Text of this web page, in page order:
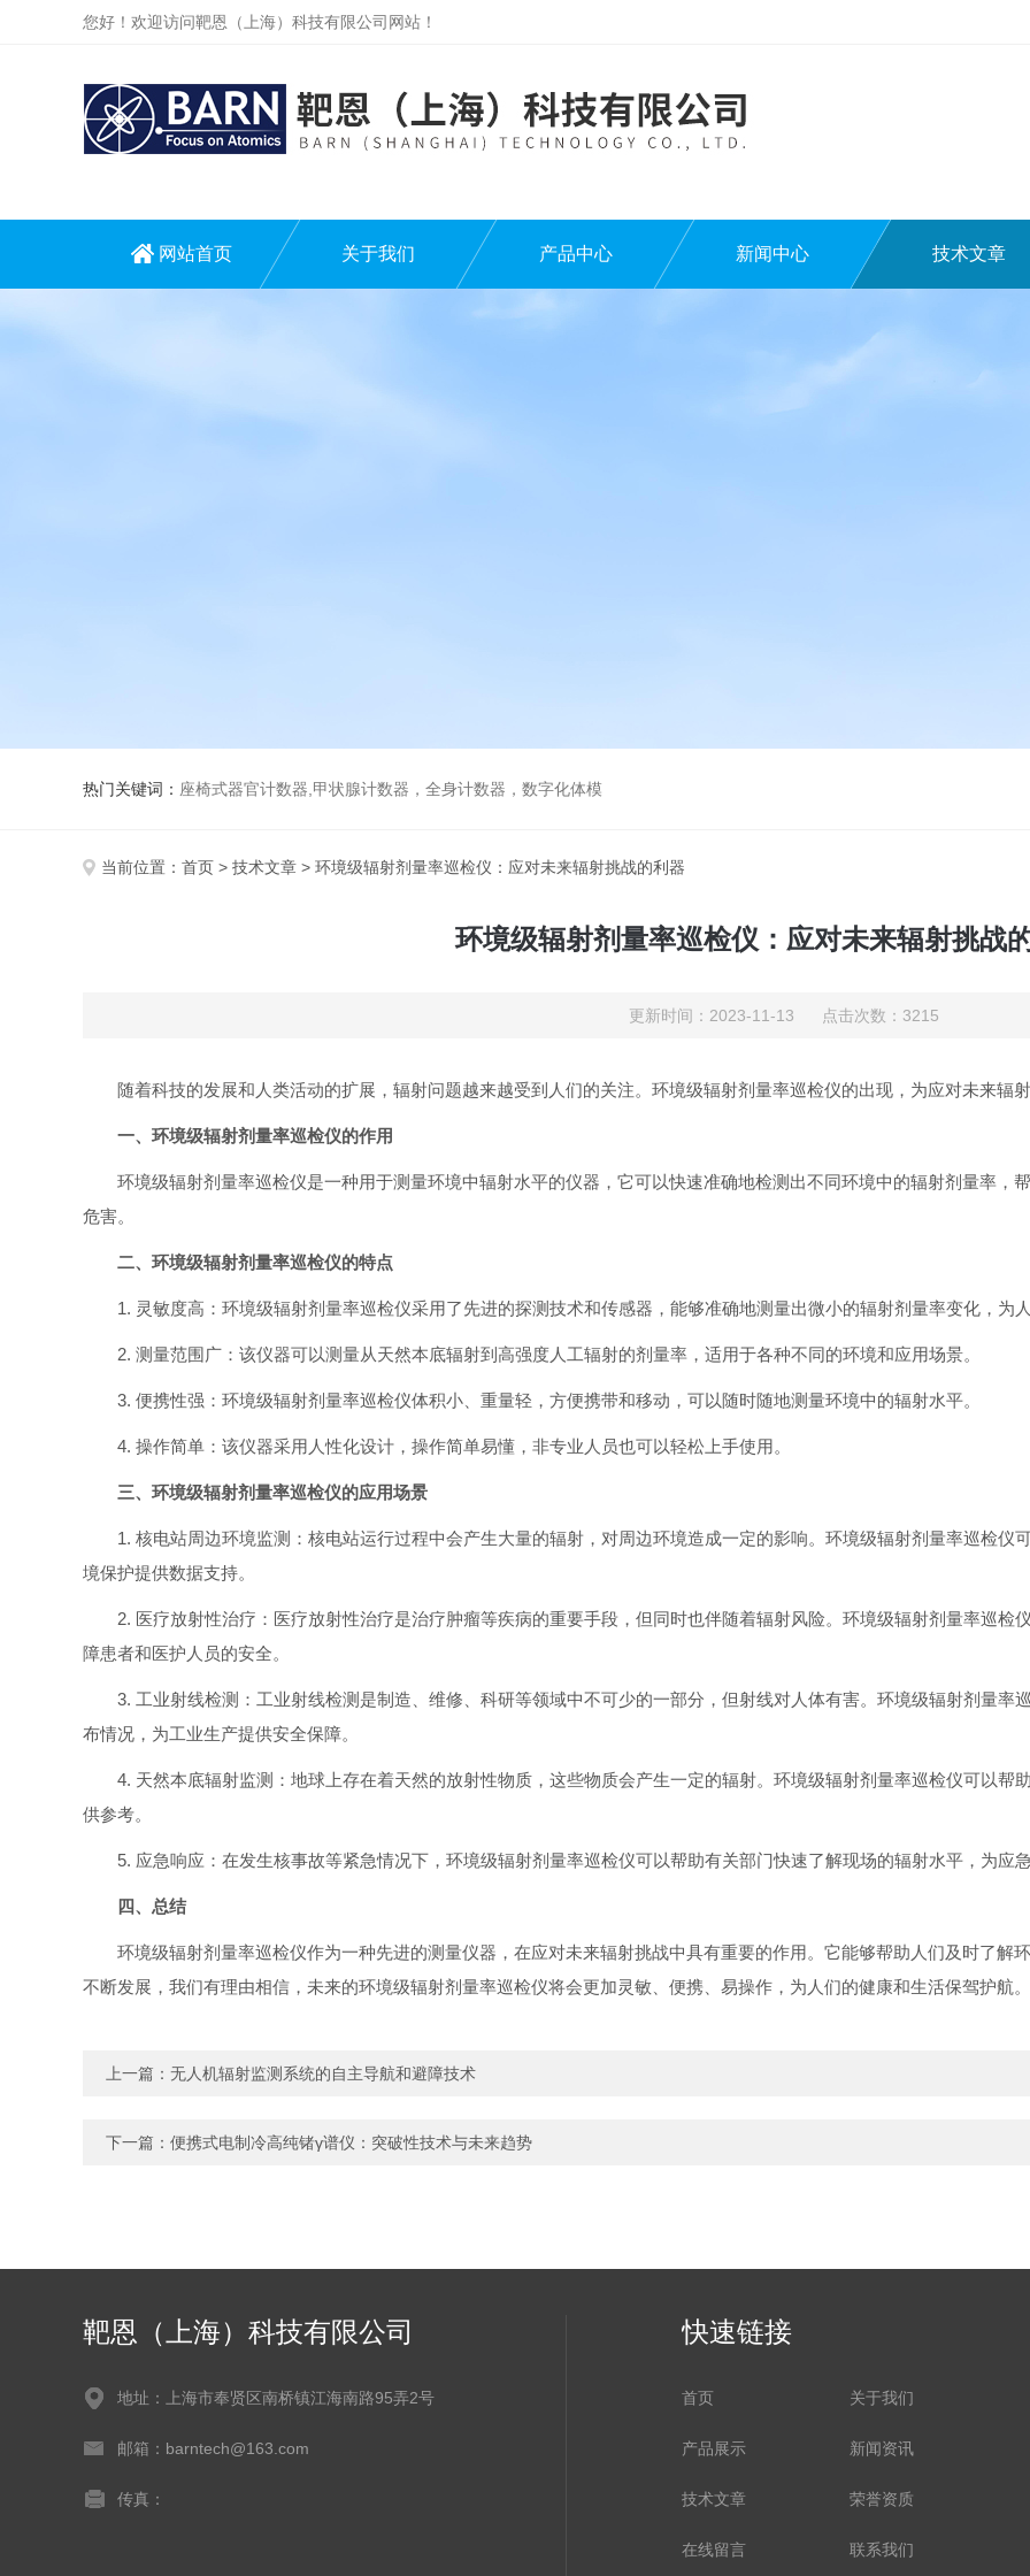
您好！欢迎访问靶恩（上海）科技有限公司网站！
网站首页 关于我们 产品中心 新闻中心 技术文章
热门关键词： 座椅式器官计数器,甲状腺计数器，全身计数器，数字化体模
当前位置： 首页 > 技术文章 > 环境级辐射剂量率巡检仪：应对未来辐射挑战的利器
环境级辐射剂量率巡检仪：应对未来辐射挑战
更新时间：2023-11-13 点击次数：3215
随着科技的发展和人类活动的扩展，辐射问题越来越受到人们的关注。环境级辐射剂量率巡检仪的出现，为应对未来辐
一、环境级辐射剂量率巡检仪的作用
环境级辐射剂量率巡检仪是一种用于测量环境中辐射水平的仪器，它可以快速准确地检测出不同环境中的辐射剂量率，
危害。
二、环境级辐射剂量率巡检仪的特点
1. 灵敏度高：环境级辐射剂量率巡检仪采用了先进的探测技术和传感器，能够准确地测量出微小的辐射剂量率变化，为
2. 测量范围广：该仪器可以测量从天然本底辐射到高强度人工辐射的剂量率，适用于各种不同的环境和应用场景。
3. 便携性强：环境级辐射剂量率巡检仪体积小、重量轻，方便携带和移动，可以随时随地测量环境中的辐射水平。
4. 操作简单：该仪器采用人性化设计，操作简单易懂，非专业人员也可以轻松上手使用。
三、环境级辐射剂量率巡检仪的应用场景
1. 核电站周边环境监测：核电站运行过程中会产生大量的辐射，对周边环境造成一定的影响。环境级辐射剂量率巡检仪
境保护提供数据支持。
2. 医疗放射性治疗：医疗放射性治疗是治疗肿瘤等疾病的重要手段，但同时也伴随着辐射风险。环境级辐射剂量率巡检
障患者和医护人员的安全。
3. 工业射线检测：工业射线检测是制造、维修、科研等领域中不可少的一部分，但射线对人体有害。环境级辐射剂量率
布情况，为工业生产提供安全保障。
4. 天然本底辐射监测：地球上存在着天然的放射性物质，这些物质会产生一定的辐射。环境级辐射剂量率巡检仪可以帮
供参考。
5. 应急响应：在发生核事故等紧急情况下，环境级辐射剂量率巡检仪可以帮助有关部门快速了解现场的辐射水平，为应
四、总结
环境级辐射剂量率巡检仪作为一种先进的测量仪器，在应对未来辐射挑战中具有重要的作用。它能够帮助人们及时了解
不断发展，我们有理由相信，未来的环境级辐射剂量率巡检仪将会更加灵敏、便携、易操作，为人们的健康和生活保驾护航。
上一篇： 无人机辐射监测系统的自主导航和避障技术
下一篇： 便携式电制冷高纯锗γ谱仪：突破性技术与未来趋势
靶恩（上海）科技有限公司
地址：上海市奉贤区南桥镇江海南路95弄2号
邮箱：barntech@163.com
传真：
快速链接
首页 关于我们
产品展示 新闻资讯
技术文章 荣誉资质
在线留言 联系我们